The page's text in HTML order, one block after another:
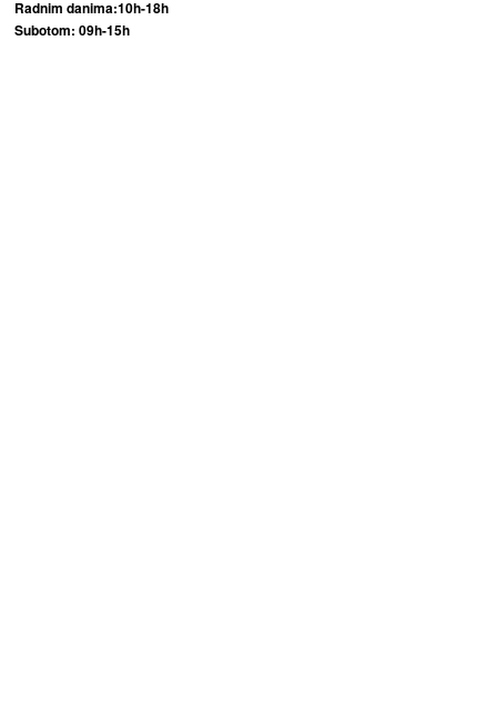
Radnim danima:10h-18h
Subotom: 09h-15h